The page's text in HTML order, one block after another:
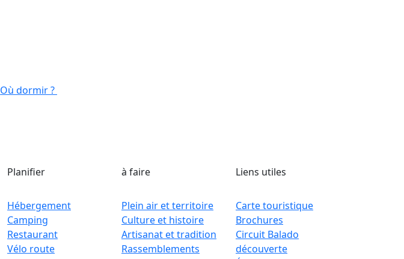
Où dormir ?
Planifier
Hébergement
Camping
Restaurant
Vélo route
à faire
Plein air et territoire
Culture et histoire
Artisanat et tradition
Rassemblements
Liens utiles
Carte touristique
Brochures
Circuit Balado
découverte